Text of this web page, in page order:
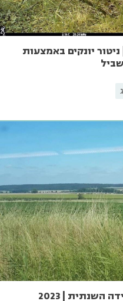
יונקים באמצעות
השנתית | 2023